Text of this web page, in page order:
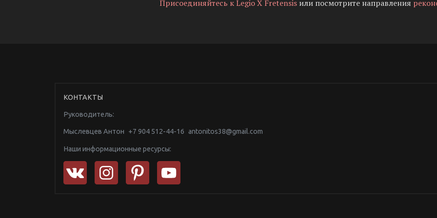
Присоединяйтесь к Legio X Fretensis или посмотрите направления
КОНТАКТЫ
Руководитель:
Мыслевцев Антон +7 904 512-44-16 antonitos38@gmail.com
Наши информационные ресурсы: